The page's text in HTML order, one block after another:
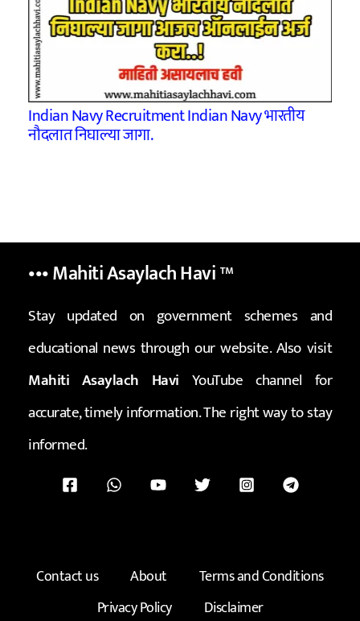
Indian Navy Recruitment Indian Navy भारतीय
नौदलात निघाल्या जागा.
••• Mahiti Asaylach Havi™
Stay updated on government schemes and
educational news through our website. Also visit
Mahiti Asaylach Havi YouTube channel for
accurate, timely information. The right way to stay
informed.
Contact us About
Terms and Conditions
Privacy Policy
Disclaimer